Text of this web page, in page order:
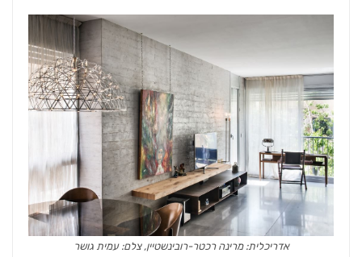
אדריכלית: מרינה רכטר-רובינשטיין, צלם: עמית גושר